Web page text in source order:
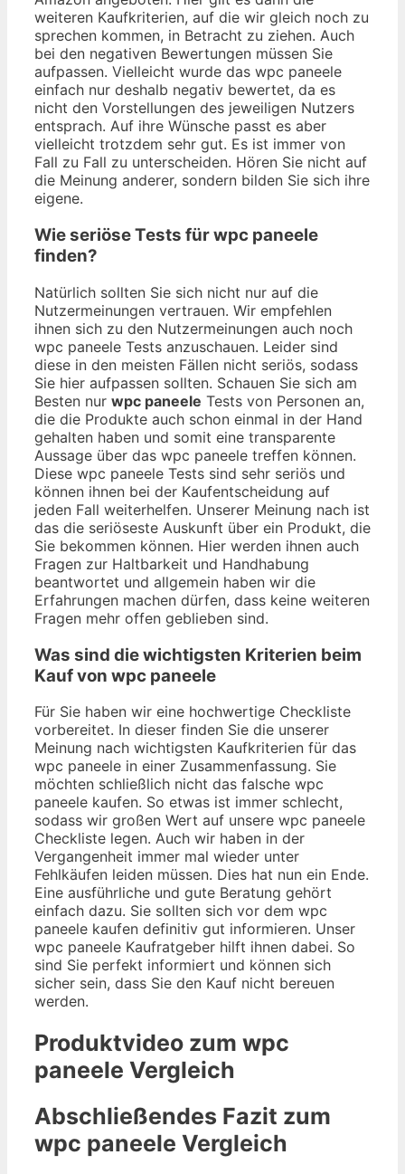
weiteren Kaufkriterien, auf die wir gleich noch zu
sprechen kommen, in Betracht zu ziehen. Auch
bei den negativen Bewertungen müssen Sie
aufpassen. Vielleicht wurde das wpc paneele
einfach nur deshalb negativ bewertet, da es
nicht den Vorstellungen des jeweiligen Nutzers
entsprach. Auf ihre Wünsche passt es aber
vielleicht trotzdem sehr gut. Es ist immer von
Fall zu Fall zu unterscheiden. Hören Sie nicht auf
die Meinung anderer, sondern bilden Sie sich ihre
eigene.
Wie seriöse Tests für wpc paneele
finden?
Natürlich sollten Sie sich nicht nur auf die
Nutzermeinungen vertrauen. Wir empfehlen
ihnen sich zu den Nutzermeinungen auch noch
wpc paneele Tests anzuschauen. Leider sind
diese in den meisten Fällen nicht seriös, sodass
Sie hier aufpassen sollten. Schauen Sie sich am
Besten nur wpc paneele Tests von Personen an,
die die Produkte auch schon einmal in der Hand
gehalten haben und somit eine transparente
Aussage über das wpc paneele treffen können.
Diese wpc paneele Tests sind sehr seriös und
können ihnen bei der Kaufentscheidung auf
jeden Fall weiterhelfen. Unserer Meinung nach ist
das die seriöseste Auskunft über ein Produkt, die
Sie bekommen können. Hier werden ihnen auch
Fragen zur Haltbarkeit und Handhabung
beantwortet und allgemein haben wir die
Erfahrungen machen dürfen, dass keine weiteren
Fragen mehr offen geblieben sind.
Was sind die wichtigsten Kriterien beim
Kauf von wpc paneele
Für Sie haben wir eine hochwertige Checkliste
vorbereitet. In dieser finden Sie die unserer
Meinung nach wichtigsten Kaufkriterien für das
wpc paneele in einer Zusammenfassung. Sie
möchten schließlich nicht das falsche wpc
paneele kaufen. So etwas ist immer schlecht,
sodass wir großen Wert auf unsere wpc paneele
Checkliste legen. Auch wir haben in der
Vergangenheit immer mal wieder unter
Fehlkäufen leiden müssen. Dies hat nun ein Ende.
Eine ausführliche und gute Beratung gehört
einfach dazu. Sie sollten sich vor dem wpc
paneele kaufen definitiv gut informieren. Unser
wpc paneele Kaufratgeber hilft ihnen dabei. So
sind Sie perfekt informiert und können sich
sicher sein, dass Sie den Kauf nicht bereuen
werden.
Produktvideo zum wpc
paneele Vergleich
Abschließendes Fazit zum
wpc paneele Vergleich